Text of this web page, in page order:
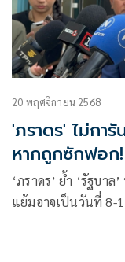
20 พฤศจิกายน 2568
'ภราดร' ไม่กา
หากถูกซักฟอก!
‘ภราดร’ ย้ำ ‘รัฐบา
แย้มอาจเป็นวันที่ 8-